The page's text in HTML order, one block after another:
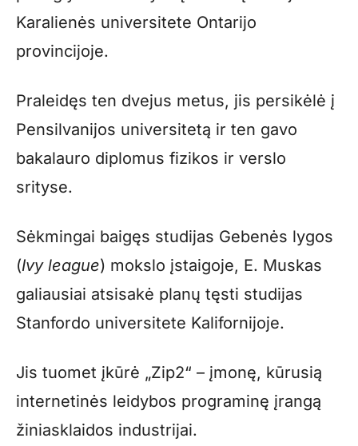
Karalienės universitete Ontarijo
provincijoje.
Praleidęs ten dvejus metus, jis persikėlė į
Pensilvanijos universitetą ir ten gavo
bakalauro diplomus fizikos ir verslo
srityse.
Sėkmingai baigęs studijas Gebenės lygos
(Ivy league) mokslo įstaigoje, E. Muskas
galiausiai atsisakė planų tęsti studijas
Stanfordo universitete Kalifornijoje.
Jis tuomet įkūrė „Zip2“ – įmonę, kūrusią
internetinės leidybos programinę įrangą
žiniasklaidos industrijai.